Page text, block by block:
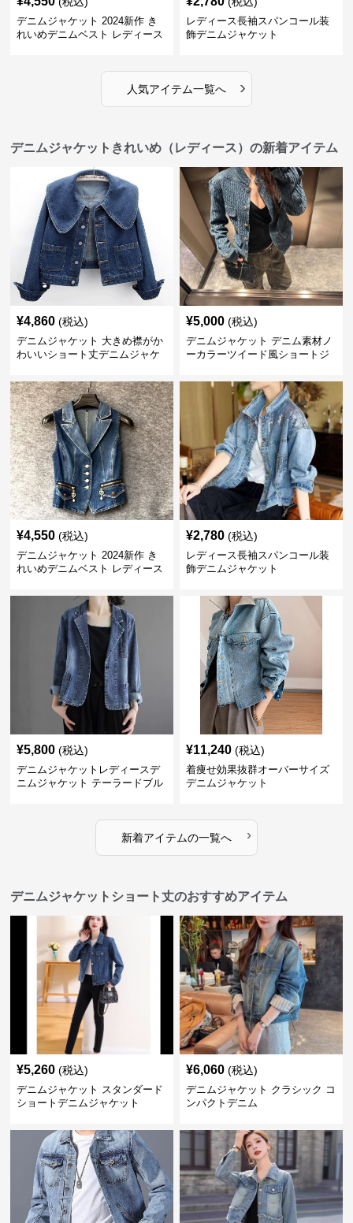
デニムジャケット 2024新作 き
れいめデニムベスト レディース
レディース長袖スパンコール装
飾デニムジャケット
人気アイテム一覧へ ›
デニムジャケットきれいめ（レディース）の新着アイテム
¥4,860 (税込)
デニムジャケット 大きめ襟がか
わいいショート丈デニムジャケ
¥5,000 (税込)
デニムジャケット デニム素材ノ
ーカラーツイード風ショートジ
¥4,550 (税込)
デニムジャケット 2024新作 き
れいめデニムベスト レディース
¥2,780 (税込)
レディース長袖スパンコール装
飾デニムジャケット
¥5,800 (税込)
デニムジャケットレディースデ
ニムジャケット テーラードブル
¥11,240 (税込)
着痩せ効果抜群オーバーサイズ
デニムジャケット
新着アイテムの一覧へ ›
デニムジャケットショート丈のおすすめアイテム
¥5,260 (税込)
デニムジャケット スタンダード
ショートデニムジャケット
¥6,060 (税込)
デニムジャケット クラシック コ
ンパクトデニム